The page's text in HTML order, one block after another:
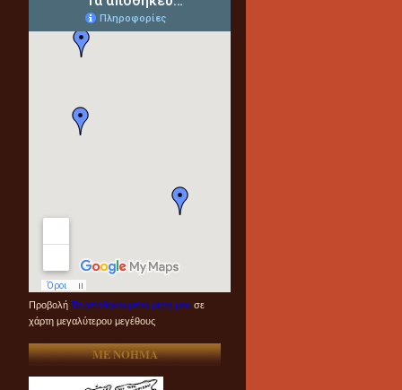
Προβολή Τα αποθηκευμένα μέρη μου σε
χάρτη μεγαλύτερου μεγέθους
ME NOHMA